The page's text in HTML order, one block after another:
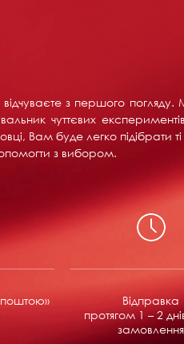
з першого
чуттєвих
Вам буде легко підібрати
з вибором.
Відправка
протягом 1 – 2
замовлення